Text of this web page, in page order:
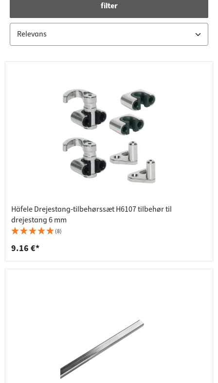
filter
Häfele Drejestang-tilbehørssæt H6107 tilbehør til
drejestang 6 mm
(8)
9.16 €*